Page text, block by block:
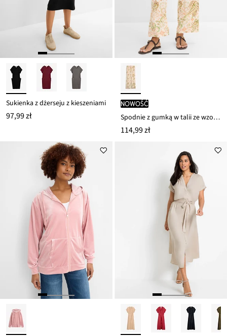
Sukienka z dżerseju z kieszeniami
97,99 zł
nowość
Spodnie z gumką w talii ze wzorem paisley
114,99 zł